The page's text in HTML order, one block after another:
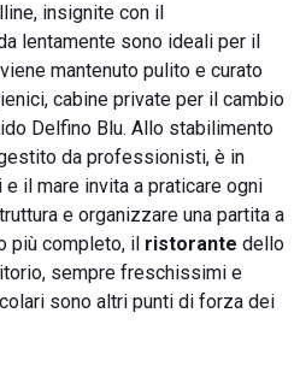
insignite con il
lentamente sono ideali per il
mantenuto pulito e curato
cabine private per il cambio
Delfino Blu. Allo stabilimento
da professionisti, è in
il mare invita a praticare ogni
e organizzare una partita a
più completo, il ristorante dello
sempre freschissimi e
sono altri punti di forza dei